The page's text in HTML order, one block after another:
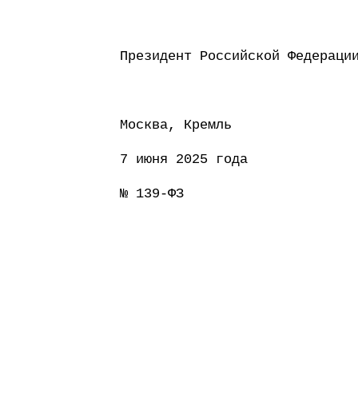
Президент
Москва, Кремль
7 июня 2025 года
№ 139-ФЗ